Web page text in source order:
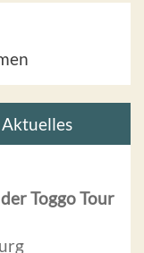
Aktuelles
Toggo Tour